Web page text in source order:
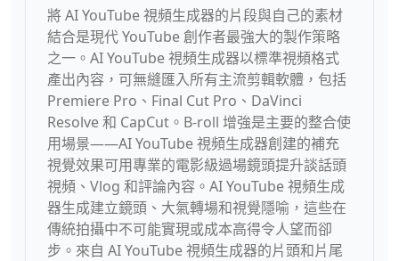
將 AI YouTube 視頻生成器的片段與自己的素材
結合是現代 YouTube 創作者最強大的製作策略
之一。AI YouTube 視頻生成器以標準視頻格式
產出內容，可無縫匯入所有主流剪輯軟體，包括
Premiere Pro、Final Cut Pro、DaVinci
Resolve 和 CapCut。B-roll 增強是主要的整合使
用場景——AI YouTube 視頻生成器創建的補充
視覺效果可用專業的電影級過場鏡頭提升談話頭
視頻、Vlog 和評論內容。AI YouTube 視頻生成
器生成建立鏡頭、大氣轉場和視覺隱喻，這些在
傳統拍攝中不可能實現或成本高得令人望而卻
步。來自 AI YouTube 視頻生成器的片頭和片尾